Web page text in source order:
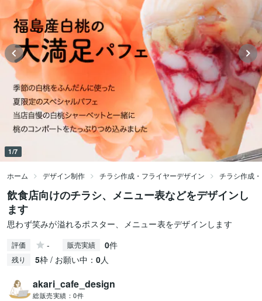
1/7
ホーム デザイン制作 チラシ作成・フライヤーデザイン チラシ作成
飲食店向けのチラシ、メニュー表などをデザインし
ます
思わず笑みが溢れるポスター、メニュー表をデザインします
評価 - 販売実績 0件
残り 5枠 / お願い中： 0人
akari_cafe_design
総販売実績： 0件